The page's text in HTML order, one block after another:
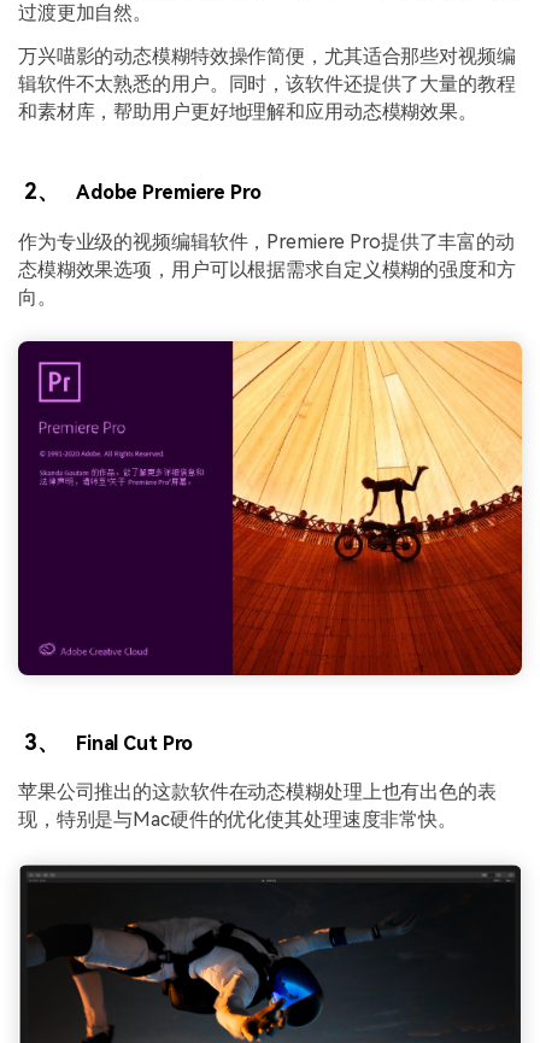
过渡更加自然。
万兴喵影的动态模糊特效操作简便，尤其适合那些对视频编
辑软件不太熟悉的用户。同时，该软件还提供了大量的教程
和素材库，帮助用户更好地理解和应用动态模糊效果。
2、 Adobe Premiere Pro
作为专业级的视频编辑软件，Premiere Pro提供了丰富的动
态模糊效果选项，用户可以根据需求自定义模糊的强度和方
向。
3、 Final Cut Pro
苹果公司推出的这款软件在动态模糊处理上也有出色的表
现，特别是与Mac硬件的优化使其处理速度非常快。